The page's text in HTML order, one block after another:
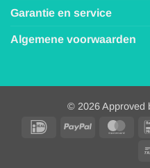
Garantie en service
Algemene voorwaarden
© 2026 Approved
IDeal
PayPal